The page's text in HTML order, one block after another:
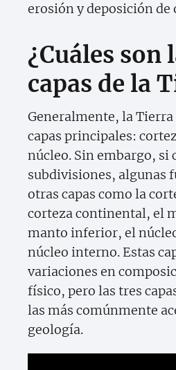
erosión y deposición
¿Cuáles son
capas de la
Generalmente, la Tierra
capas principales:
núcleo. Sin embargo, si
subdivisiones, algunas
otras capas como la
corteza continental, el
manto inferior, el
núcleo interno. Estas
variaciones en
físico, pero las tres
las más comúnmente
geología.